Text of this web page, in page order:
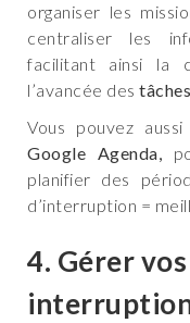
organiser les
centraliser les
facilitant ainsi la
l’avancée des
Vous pouvez
Google Agenda,
planifier des
d’interruption =
4. Gérer